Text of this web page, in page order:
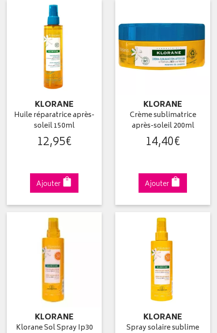
KLORANE
Huile réparatrice après-
soleil 150ml
12,95€
Ajouter
KLORANE
Crème sublimatrice
après-soleil 200ml
14,40€
Ajouter
KLORANE
Klorane Sol Spray Ip30
KLORANE
Spray solaire sublime